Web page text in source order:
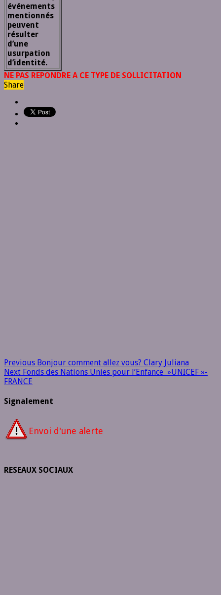
événements
mentionnés
peuvent
résulter
d’une
usurpation
d’identité.
NE PAS REPONDRE A CE TYPE DE SOLLICITATION
Share
Previous Bonjour comment allez vous? Clary Juliana
Next Fonds des Nations Unies pour l’Enfance »UNICEF »-
FRANCE
Signalement
Envoi d'une alerte
RESEAUX SOCIAUX